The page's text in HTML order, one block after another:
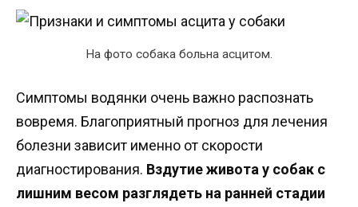
На фото собака больна асцитом.
Симптомы водянки очень важно распознать
вовремя. Благоприятный прогноз для лечения
болезни зависит именно от скорости
диагностирования. Вздутие живота у собак с
лишним весом разглядеть на ранней стадии